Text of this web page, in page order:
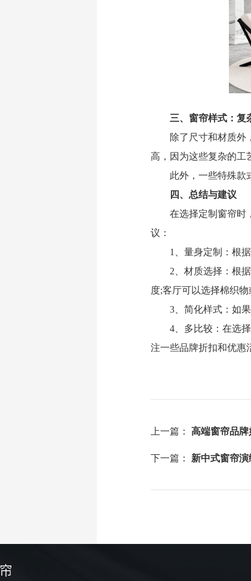
三、窗帘样式：复
除了尺寸和材质外，
高，因为这些复杂的工
此外，一些特殊款式
四、总结与建议
在选择定制窗帘时，
议：
1、量身定制：根据
2、材质选择：根据
度;客厅可以选择棉织
3、简化样式：如果
4、多比较：在选择
注一些品牌折扣和优惠
上一篇： 高端窗帘品
下一篇： 新中式窗帘